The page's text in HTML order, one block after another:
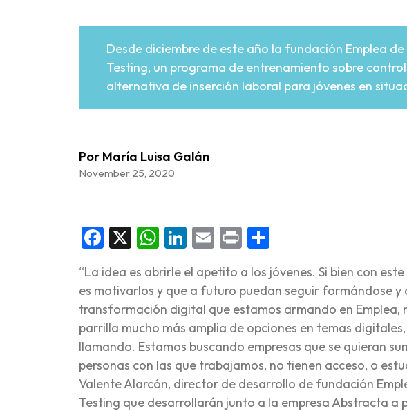
Desde diciembre de este año la fundación Emplea
Testing, un programa de entrenamiento sobre
alternativa de inserción laboral para jóvenes en
Por María Luisa Galán
November 25, 2020
Facebook
X WhatsApp
LinkedIn
Email
Print
“La idea es abrirle el apetito a los jóvenes. Si bien con este
es motivarlos y que a futuro puedan seguir formándose
transformación digital que estamos armando en Emplea,
parrilla mucho más amplia de opciones en temas
llamando. Estamos buscando empresas que se quieran
personas con las que trabajamos, no tienen acceso, o
Valente Alarcón, director de desarrollo de fundación
Testing que desarrollarán junto a la empresa Abstracta a